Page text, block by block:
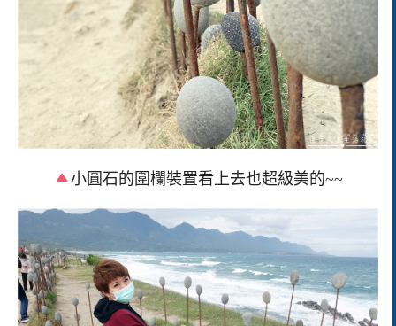
小圓石的圍欄裝置看上去也超級美的~~